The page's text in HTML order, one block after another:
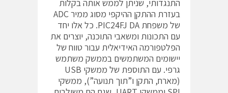
התנגדותי, שניתן לממש אותה בקלות
בעזרת ההתקן ההיקפי מסוג ממיר ADC
של משפחת PIC24FJ DA. כל אלו יחד
עם התכונות ומשאבי התוכנה, יוצרים את
הפלטפורמה האידיאלית עבור טווח של
יישומים המשתמשים בממשק משתמש
גרפי. עם התוספת של ממשקי USB
(מארח, התקן ו”תוך תנועה”), ממשקי